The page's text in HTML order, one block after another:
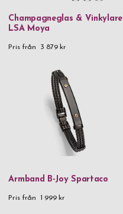
Champagneglas & Vinkylare
LSA Moya
Pris från 3 879 kr
Armband B-Joy Spartaco
Pris från 1 999 kr